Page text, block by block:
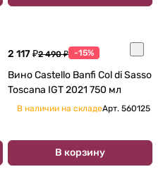
2 117 ₽2 490 ₽ -15%
Вино Castello Banfi Col di Sasso
Toscana IGT 2021 750 мл
В наличии на складеАрт. 560125
В корзину